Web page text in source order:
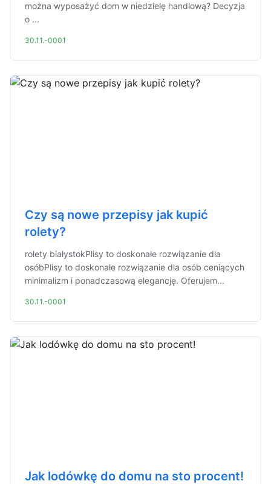
można wyposażyć dom w niedzielę handlową? Decyzja
o ...
30.11.-0001
Czy są nowe przepisy jak kupić
rolety?
rolety białystokPlisy to doskonałe rozwiązanie dla
osóbPlisy to doskonałe rozwiązanie dla osób ceniących
minimalizm i ponadczasową elegancję. Oferujem...
30.11.-0001
Jak lodówkę do domu na sto procent!